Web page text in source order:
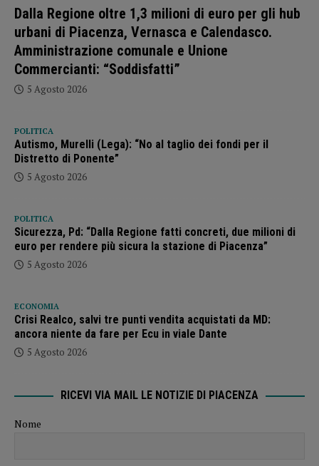
Dalla Regione oltre 1,3 milioni di euro per gli hub
urbani di Piacenza, Vernasca e Calendasco.
Amministrazione comunale e Unione
Commercianti: “Soddisfatti”
5 Agosto 2026
POLITICA
Autismo, Murelli (Lega): “No al taglio dei fondi per il
Distretto di Ponente”
5 Agosto 2026
POLITICA
Sicurezza, Pd: “Dalla Regione fatti concreti, due milioni di
euro per rendere più sicura la stazione di Piacenza”
5 Agosto 2026
ECONOMIA
Crisi Realco, salvi tre punti vendita acquistati da MD:
ancora niente da fare per Ecu in viale Dante
5 Agosto 2026
RICEVI VIA MAIL LE NOTIZIE DI PIACENZA
Nome